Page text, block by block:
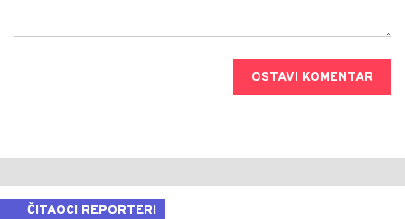
OSTAVI KOMENTAR
ČITAOCI REPORTERI